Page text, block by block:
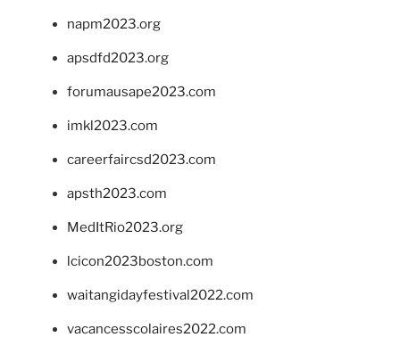
napm2023.org
apsdfd2023.org
forumausape2023.com
imkl2023.com
careerfaircsd2023.com
apsth2023.com
MedItRio2023.org
lcicon2023boston.com
waitangidayfestival2022.com
vacancesscolaires2022.com